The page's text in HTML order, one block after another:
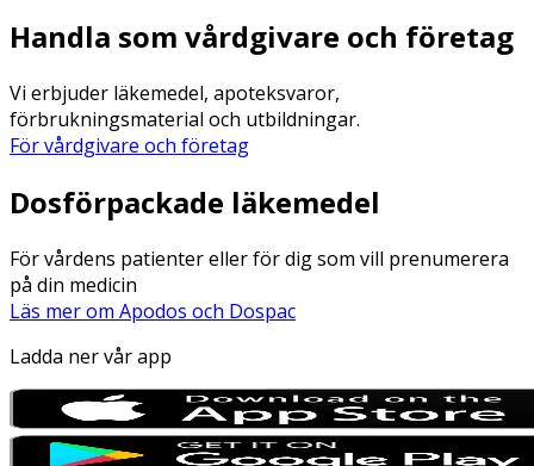
Handla som vårdgivare och företag
Vi erbjuder läkemedel, apoteksvaror,
förbrukningsmaterial och utbildningar.
För vårdgivare och företag
Dosförpackade läkemedel
För vårdens patienter eller för dig som vill prenumerera
på din medicin
Läs mer om Apodos och Dospac
Ladda ner vår app